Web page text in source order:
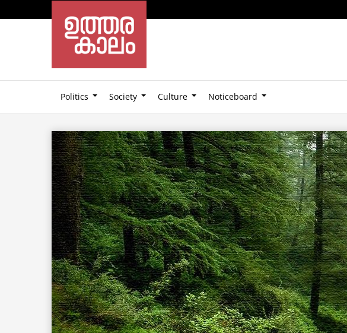
Politics Society Culture Noticeboard